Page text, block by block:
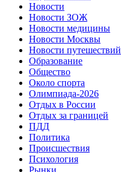
Новости
Новости ЗОЖ
Новости медицины
Новости Москвы
Новости путешествий
Образование
Общество
Около спорта
Олимпиада-2026
Отдых в России
Отдых за границей
ПДД
Политика
Происшествия
Психология
Рынки